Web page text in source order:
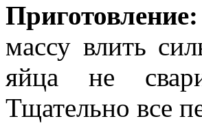
Приготовление:
массу влить
яйца не
Тщательно все